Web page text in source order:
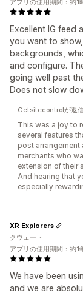
Excellent IG feed
you want to
backgrounds,
and configure.
going well past
Does not slow
アプリの使用期間：約1
Getsitecontrolが返
This was a joy to
several features
post arrangement
merchants who
extension of their
And hearing that
especially
We have been
and we are
XR Explorers
クウェート
アプリの使用期間：約1